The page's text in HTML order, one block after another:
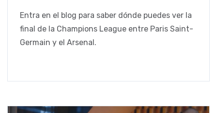
Entra en el blog para saber dónde puedes ver la
final de la Champions League entre Paris Saint-
Germain y el Arsenal.